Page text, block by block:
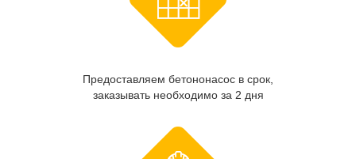
Предоставляем бетононасос в срок,
заказывать необходимо за 2 дня